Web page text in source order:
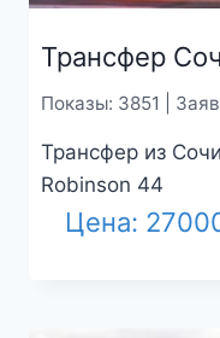
Трансфер
Показы: 3851 |
Трансфер из
Robinson 44
Цена: